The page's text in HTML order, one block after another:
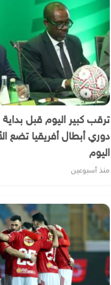
ترقب كبير اليوم قبل بداية
دوري أبطال أفريقيا تضع
اليوم
منذ أسبوعين